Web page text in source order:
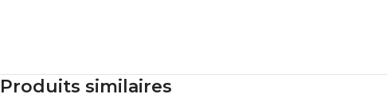
Produits similaires